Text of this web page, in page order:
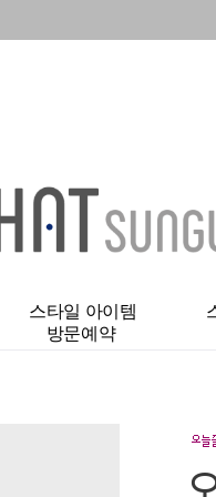
스타일 아이템
방문예약